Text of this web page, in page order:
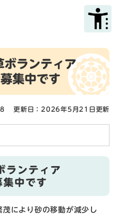
ばして本文へ
ボランティア
集中です
更新日：2026年5月21日更新
ランティア
中です
により砂の移動が減少し